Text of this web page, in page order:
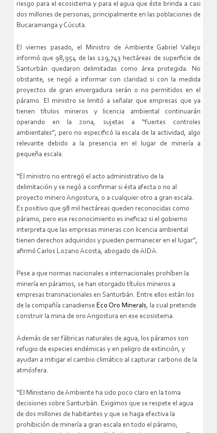
riesgo para el ecosistema y para el agua que éste brinda a casi
dos millones de personas, principalmente en las poblaciones de
Bucaramanga y Cúcuta.
El viernes pasado, el Ministro de Ambiente Gabriel Vallejo
informó que 98,954 de las 129,743 hectáreas de superficie de
Santurbán quedaron delimitadas como área protegida. No
obstante, se negó a informar con claridad si con la medida
proyectos de gran envergadura serán o no permitidos en el
páramo. El ministro se limitó a señalar que empresas que ya
tienen títulos mineros y licencia ambiental continuarán
operando en la zona, sujetas a “fuertes controles
ambientales”, pero no especificó la escala de la actividad, algo
relevante debido a la presencia en el lugar de minería a
pequeña escala.
“El ministro no entregó el acto administrativo de la
delimitación y se negó a confirmar si ésta afecta o no al
proyecto minero Angostura, o a cualquier otro a gran escala.
Es positivo que 98 mil hectáreas queden reconocidas como
páramo, pero ese reconocimiento es ineficaz si el gobierno
interpreta que las empresas mineras con licencia ambiental
tienen derechos adquiridos y pueden permanecer en el lugar”,
afirmó Carlos Lozano Acosta, abogado de AIDA.
Pese a que normas nacionales e internacionales prohíben la
minería en páramos, se han otorgado títulos mineros a
empresas transnacionales en Santurbán. Entre ellos están los
de la compañía canadiense Eco Oro Minerals, la cual pretende
construir la mina de oro Angostura en ese ecosistema.
Además de ser fábricas naturales de agua, los páramos son
refugio de especies endémicas y en peligro de extinción, y
ayudan a mitigar el cambio climático al capturar carbono de la
atmósfera.
“El Ministerio de Ambiente ha sido poco claro en la toma
decisiones sobre Santurbán. Exigimos que se respete el agua
de dos millones de habitantes y que se haga efectiva la
prohibición de minería a gran escala en todo el páramo;